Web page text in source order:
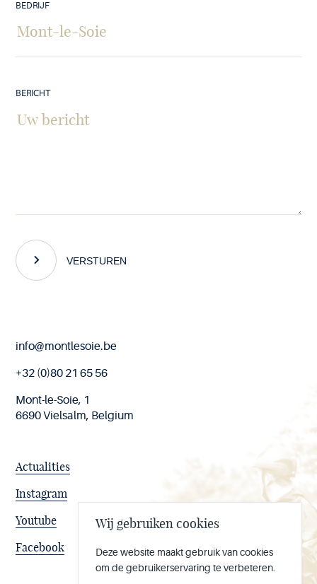
BEDRIJF
BERICHT
VERSTUREN
End
page
info@montlesoie.be
+32 (0)80 21 65 56
Mont-le-Soie, 1
6690 Vielsalm, Belgium
Facebook
Youtube
Instagram
Actualities
Wij gebruiken cookies
Deze website maakt gebruik van cookies
om de gebruikerservaring te verbeteren.